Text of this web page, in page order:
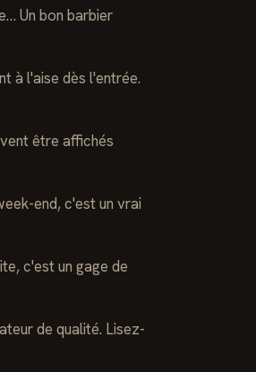
Un bon barbier
à l'aise dès l'entrée.
être affichés
end, c'est un vrai
c'est un gage de
de qualité. Lisez-